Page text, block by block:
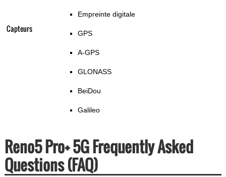
Capteurs
Empreinte digitale
GPS
A-GPS
GLONASS
BeiDou
Galileo
Reno5 Pro+ 5G Frequently Asked
Questions (FAQ)